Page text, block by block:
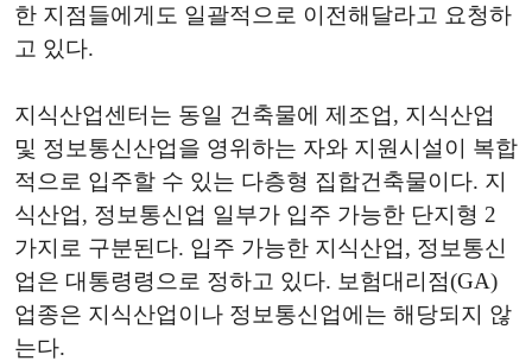
한 지점들에게도 일괄적으로 이전해달라고 요청하
고 있다.
지식산업센터는 동일 건축물에 제조업, 지식산업
및 정보통신산업을 영위하는 자와 지원시설이 복합
적으로 입주할 수 있는 다층형 집합건축물이다. 지
식산업, 정보통신업 일부가 입주 가능한 단지형 2
가지로 구분된다. 입주 가능한 지식산업, 정보통신
업은 대통령령으로 정하고 있다. 보험대리점(GA)
업종은 지식산업이나 정보통신업에는 해당되지 않
는다.